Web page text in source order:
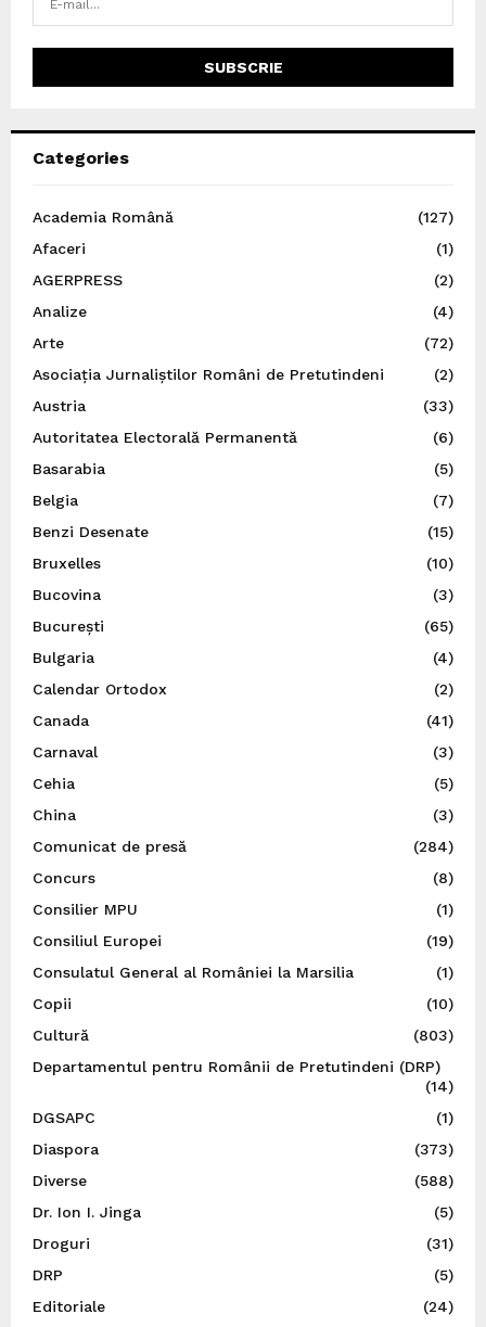
Categories
Academia Română
(127)
Afaceri
(1)
AGERPRESS
(2)
Analize
(4)
Arte
(72)
Asociația Jurnaliștilor Români de Pretutindeni
(2)
Austria
(33)
Autoritatea Electorală Permanentă
(6)
Basarabia
(5)
Belgia
(7)
Benzi Desenate
(15)
Bruxelles
(10)
Bucovina
(3)
București
(65)
Bulgaria
(4)
Calendar Ortodox
(2)
Canada
(41)
Carnaval
(3)
Cehia
(5)
China
(3)
Comunicat de presă
(284)
Concurs
(8)
Consilier MPU
(1)
Consiliul Europei
(19)
Consulatul General al României la Marsilia
(1)
Copii
(10)
Cultură
(803)
Departamentul pentru Românii de Pretutindeni (DRP)
(14)
DGSAPC
(1)
Diaspora
(373)
Diverse
(588)
Dr. Ion I. Jinga
(5)
Droguri
(31)
DRP
(5)
Editoriale
(24)